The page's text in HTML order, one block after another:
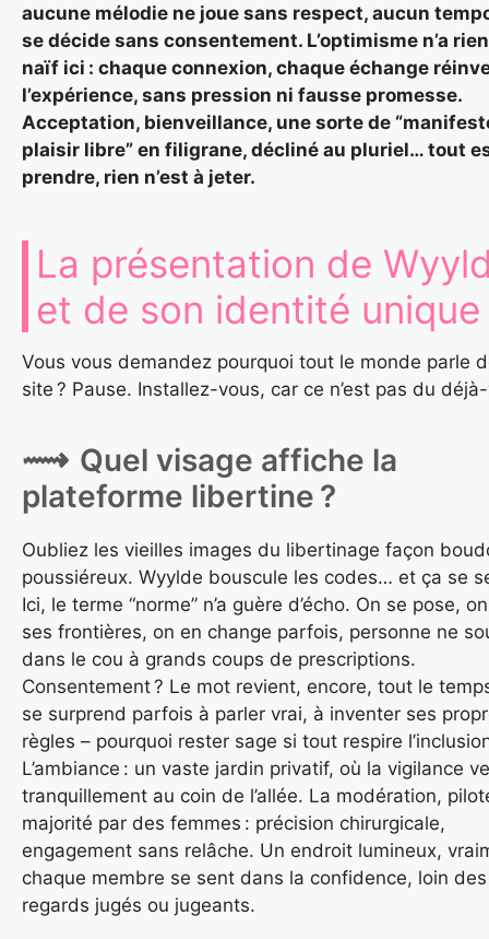
aucune mélodie ne joue sans respect, aucun
se décide sans consentement. L’optimisme n’a
naïf ici : chaque connexion, chaque échange
l’expérience, sans pression ni fausse promesse.
Acceptation, bienveillance, une sorte de
plaisir libre” en filigrane, décliné au pluriel… tout
prendre, rien n’est à jeter.
La présentation de
et de son identité unique
Vous vous demandez pourquoi tout le monde parle
site ? Pause. Installez-vous, car ce n’est pas du
Quel visage affiche la
plateforme libertine ?
Oubliez les vieilles images du libertinage façon
poussiéreux. Wyylde bouscule les codes… et ça se
Ici, le terme “norme” n’a guère d’écho. On se pose,
ses frontières, on en change parfois, personne ne
dans le cou à grands coups de prescriptions.
Consentement ? Le mot revient, encore, tout le
se surprend parfois à parler vrai, à inventer ses
règles – pourquoi rester sage si tout respire
L’ambiance : un vaste jardin privatif, où la vigilance
tranquillement au coin de l’allée. La modération,
majorité par des femmes : précision chirurgicale,
engagement sans relâche. Un endroit lumineux,
chaque membre se sent dans la confidence, loin des
regards jugés ou jugeants.